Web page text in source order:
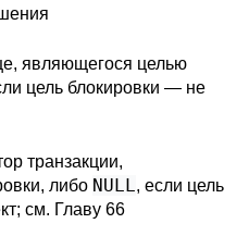
являющегося целью
цель блокировки — не
транзакции,
либо NULL, если цель
см. Главу 66